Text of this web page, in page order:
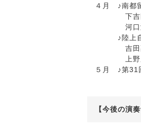
４月 ♪南都
下吉田中、
河口湖南中
♪陸上自衛
吉田高校、
上野原高
５月 ♪第31
【今後の演奏